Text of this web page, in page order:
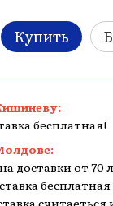
Купить
бесплатная!
доставки от 70
бесплатная